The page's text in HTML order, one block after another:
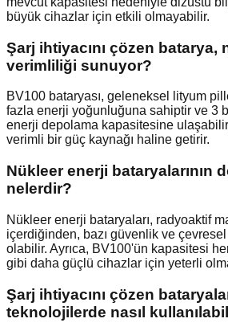
büyük cihazlar için etkili olmayabilir.
Şarj ihtiyacını çözen batarya,
verimliliği sunuyor?
BV100 bataryası, geleneksel lityum
fazla enerji yoğunluğuna sahiptir ve 3
enerji depolama kapasitesine
verimli bir güç kaynağı haline getirir.
Nükleer enerji bataryalarının
nelerdir?
Nükleer enerji bataryaları, radyoaktif
içerdiğinden, bazı güvenlik ve
olabilir. Ayrıca, BV100'ün kapasitesi
gibi daha güçlü cihazlar için yeterli
Şarj ihtiyacını çözen
teknolojilerde nasıl